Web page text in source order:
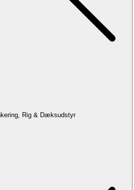
Rig & Dæksudstyr